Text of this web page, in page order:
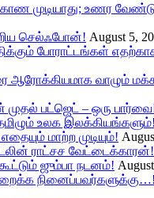
முடியாது; உணர
செல்ஃபோன்! August 5,
போராட்டங்கள்
ஆரோக்கியமாக வாழும்
பட்ஜெட் – ஒரு
உலக இலக்கியங்களும்!
மாற்ற முடியும்!
ராட்சச வேட்டைக்காரன்!
ஜும்பா நடனம்!
நினைப்பவர்களுக்கு…!